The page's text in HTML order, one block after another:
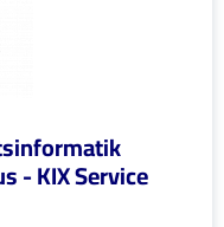
- KIX Service